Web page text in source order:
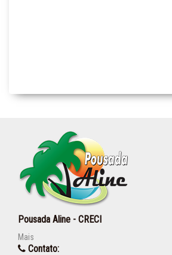
Pousada Aline - CRECI
Mais
Contato: